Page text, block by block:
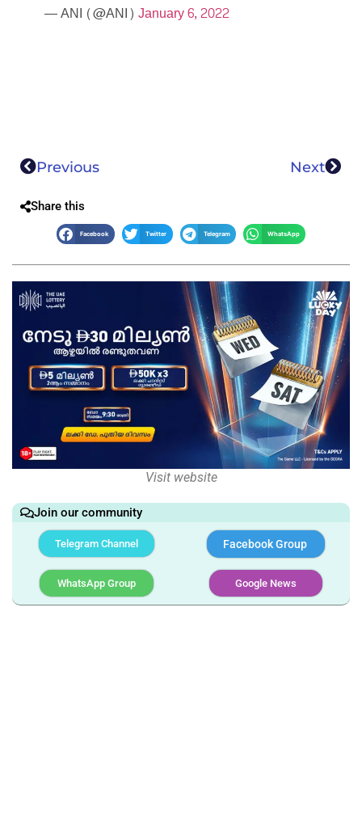
— ANI (@ANI) January 6, 2022
Previous Next
Share this
Facebook Twitter Telegram WhatsApp
Visit website
Join our community
Telegram Channel Facebook Group
WhatsApp Group Google News